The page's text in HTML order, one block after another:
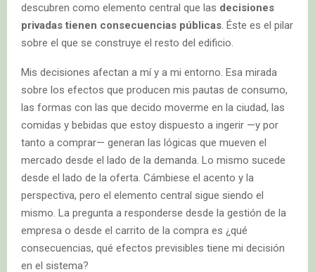
descubren como elemento central que las decisiones
privadas tienen consecuencias públicas . Éste es el pilar
sobre el que se construye el resto del edificio.
Mis decisiones afectan a mí y a mi entorno. Esa mirada
sobre los efectos que producen mis pautas de consumo,
las formas con las que decido moverme en la ciudad, las
comidas y bebidas que estoy dispuesto a ingerir —y por
tanto a comprar— generan las lógicas que mueven el
mercado desde el lado de la demanda. Lo mismo sucede
desde el lado de la oferta. Cámbiese el acento y la
perspectiva, pero el elemento central sigue siendo el
mismo. La pregunta a responderse desde la gestión de la
empresa o desde el carrito de la compra es ¿qué
consecuencias, qué efectos previsibles tiene mi decisión
en el sistema?